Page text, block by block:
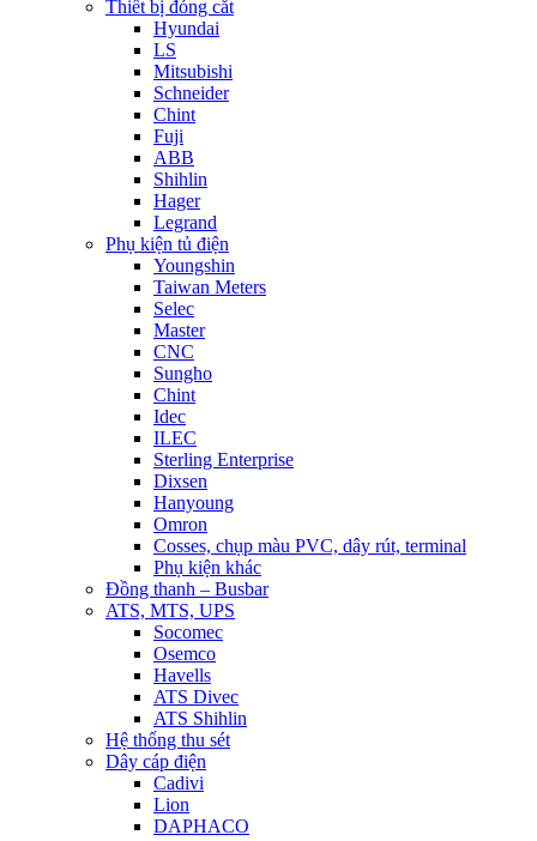
Thiết bị đóng cắt
Hyundai
LS
Mitsubishi
Schneider
Chint
Fuji
ABB
Shihlin
Hager
Legrand
Phụ kiện tủ điện
Youngshin
Taiwan Meters
Selec
Master
CNC
Sungho
Chint
Idec
ILEC
Sterling Enterprise
Dixsen
Hanyoung
Omron
Cosses, chụp màu PVC, dây rút, terminal
Phụ kiện khác
Đồng thanh – Busbar
ATS, MTS, UPS
Socomec
Osemco
Havells
ATS Divec
ATS Shihlin
Hệ thống thu sét
Dây cáp điện
Cadivi
Lion
DAPHACO